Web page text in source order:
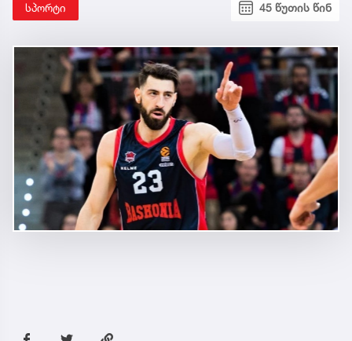
სპორტი 45 წუთის წინ